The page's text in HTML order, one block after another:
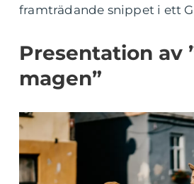
framträdande snippet i ett
Presentation av
magen”